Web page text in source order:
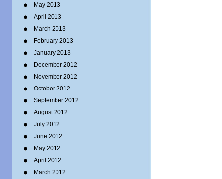
May 2013
April 2013
March 2013
February 2013
January 2013
December 2012
November 2012
October 2012
September 2012
August 2012
July 2012
June 2012
May 2012
April 2012
March 2012